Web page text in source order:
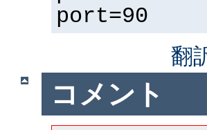
port=90
翻
コメント